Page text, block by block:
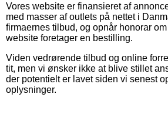
Vores website er finansieret af
med masser af outlets på nettet i
firmaernes tilbud, og opnår honorar
website foretager en bestilling.
Viden vedrørende tilbud og online
tit, men vi ønsker ikke at blive stillet
der potentielt er lavet siden vi senest
oplysninger.